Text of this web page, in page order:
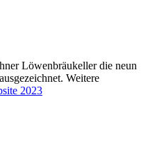
Löwenbräukeller die neun
Weitere
2023